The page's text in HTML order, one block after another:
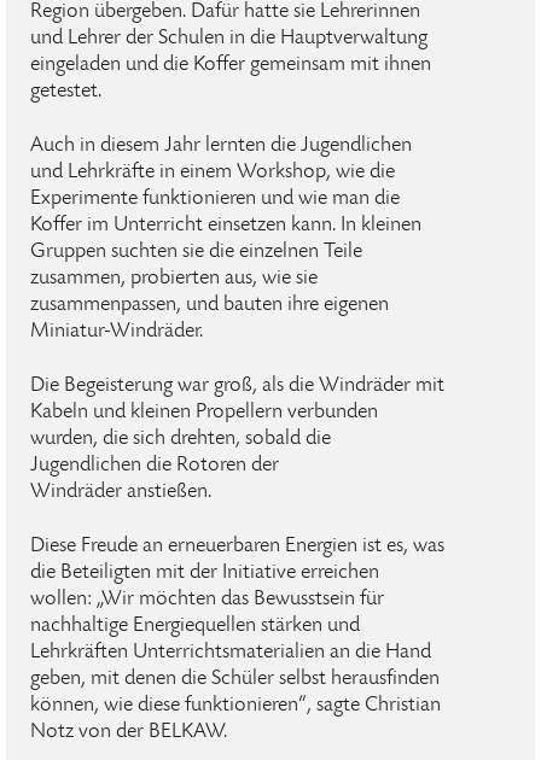
Region übergeben. Dafür hatte sie Lehrerinnen
und Lehrer der Schulen in die Hauptverwaltung
eingeladen und die Koffer gemeinsam mit ihnen
getestet.
Auch in diesem Jahr lernten die Jugendlichen
und Lehrkräfte in einem Workshop, wie die
Experimente funktionieren und wie man die
Koffer im Unterricht einsetzen kann. In kleinen
Gruppen suchten sie die einzelnen Teile
zusammen, probierten aus, wie sie
zusammenpassen, und bauten ihre eigenen
Miniatur-Windräder.
Die Begeisterung war groß, als die Windräder mit
Kabeln und kleinen Propellern verbunden
wurden, die sich drehten, sobald die
Jugendlichen die Rotoren der
Windräder anstießen.
Diese Freude an erneuerbaren Energien ist es, was
die Beteiligten mit der Initiative erreichen
wollen: „Wir möchten das Bewusstsein für
nachhaltige Energiequellen stärken und
Lehrkräften Unterrichtsmaterialien an die Hand
geben, mit denen die Schüler selbst herausfinden
können, wie diese funktionieren“, sagte Christian
Notz von der BELKAW.